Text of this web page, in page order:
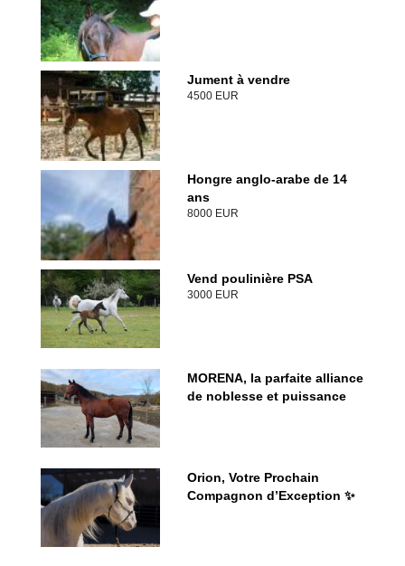
Jument à vendre
4500 EUR
Hongre anglo-arabe de 14
ans
8000 EUR
Vend poulinière PSA
3000 EUR
MORENA, la parfaite alliance
de noblesse et puissance
Orion, Votre Prochain
Compagnon d’Exception ✨